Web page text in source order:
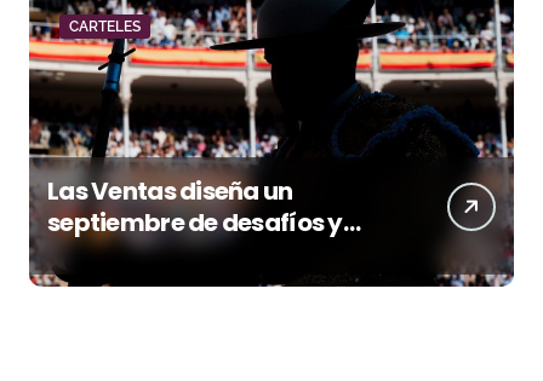
CARTELES
Las Ventas diseña un
septiembre de desafíos y
variedad ganadera